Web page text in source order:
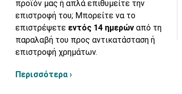
προϊόν μας ή απλά επιθυμείτε την
επιστροφή του; Μπορείτε να το
επιστρέψετε εντός 14 ημερών από τη
παραλαβή του προς αντικατάσταση ή
επιστροφή χρημάτων.
Περισσότερα ›